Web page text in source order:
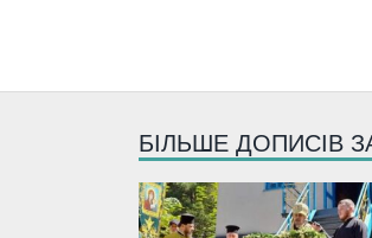
БІЛЬШЕ ДОПИСІВ